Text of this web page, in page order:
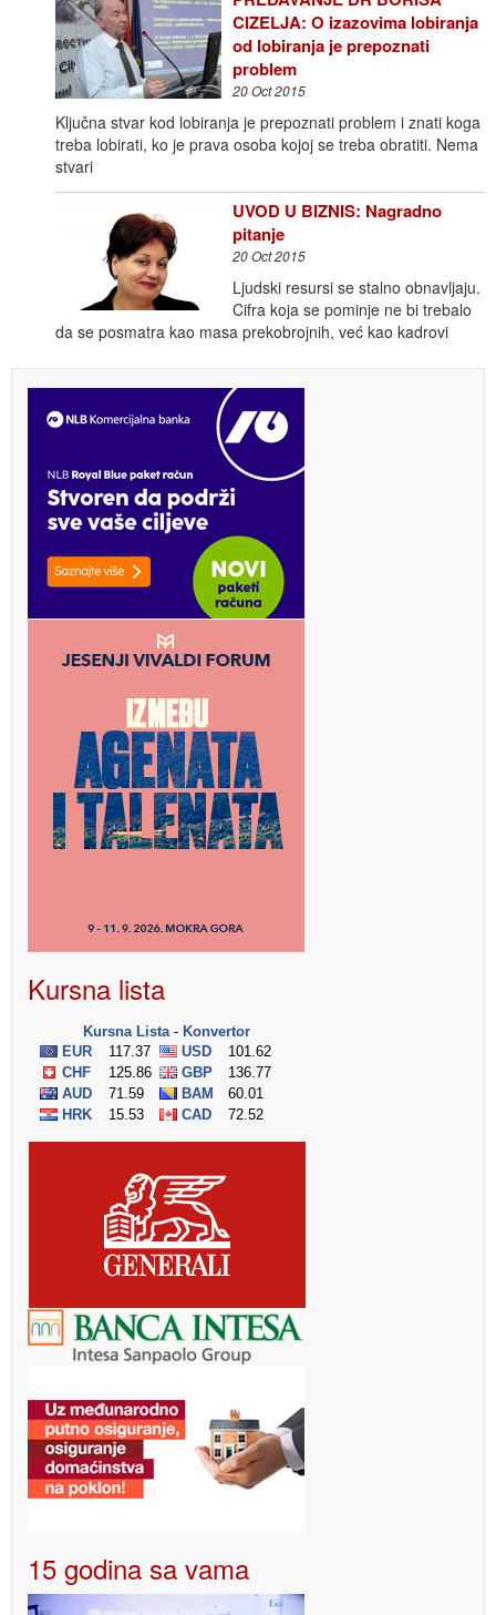
CIZELJA: O izazovima lobiranja
od lobiranja je prepoznati
problem
20 Oct 2015
Ključna stvar kod lobiranja je prepoznati problem i znati koga
treba lobirati, ko je prava osoba kojoj se treba obratiti. Nema
stvari
UVOD U BIZNIS: Nagradno
pitanje
20 Oct 2015
Ljudski resursi se stalno obnavljaju.
Cifra koja se pominje ne bi trebalo
da se posmatra kao masa prekobrojnih, već kao kadrovi
Kursna lista
15 godina sa vama